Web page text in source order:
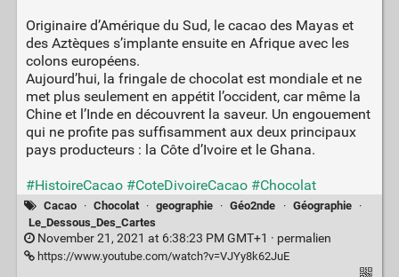
Originaire d’Amérique du Sud, le cacao des Mayas et
des Aztèques s’implante ensuite en Afrique avec les
colons européens.
Aujourd’hui, la fringale de chocolat est mondiale et ne
met plus seulement en appétit l’occident, car même la
Chine et l’Inde en découvrent la saveur. Un engouement
qui ne profite pas suffisamment aux deux principaux
pays producteurs : la Côte d’Ivoire et le Ghana.
#HistoireCacao #CoteDivoireCacao #Chocolat
Cacao · Chocolat · geographie · Géo2nde · Géographie
·
Le_Dessous_Des_Cartes
November 21, 2021 at 6:38:23 PM GMT+1 · permalien
https://www.youtube.com/watch?v=VJYy8k62JuE